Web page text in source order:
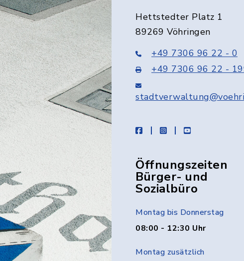
Hettstedter Platz 1
89269 Vöhringen
+49 7306 96 22 - 0
+49 7306 96 22 -
facebookinstagramyoutube
Öffnungszeiten
Bürger- und
Sozialbüro
Montag bis Donnerstag
08:00 - 12:30 Uhr
Montag zusätzlich